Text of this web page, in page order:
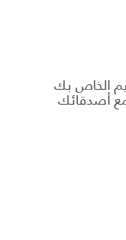
الخاص بك
أصدقائك